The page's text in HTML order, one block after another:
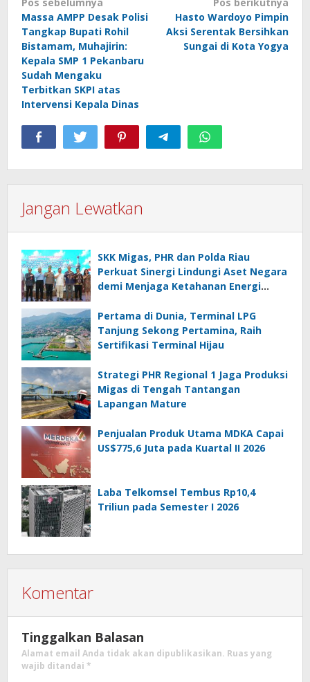
pos
Massa AMPP Desak Polisi
Tangkap Bupati Rohil
Bistamam, Muhajirin:
Kepala SMP 1 Pekanbaru
Sudah Mengaku
Terbitkan SKPI atas
Intervensi Kepala Dinas
Hasto Wardoyo Pimpin
Aksi Serentak Bersihkan
Sungai di Kota Yogya
Jangan Lewatkan
SKK Migas, PHR dan Polda Riau
Perkuat Sinergi Lindungi Aset Negara
demi Menjaga Ketahanan Energi
Pertama di Dunia, Terminal LPG
Tanjung Sekong Pertamina, Raih
Sertifikasi Terminal Hijau
Strategi PHR Regional 1 Jaga Produksi
Migas di Tengah Tantangan
Lapangan Mature
Penjualan Produk Utama MDKA Capai
US$775,6 Juta pada Kuartal II 2026
Laba Telkomsel Tembus Rp10,4
Triliun pada Semester I 2026
Komentar
Tinggalkan Balasan
Alamat email Anda tidak akan dipublikasikan. Ruas yang
wajib ditandai *